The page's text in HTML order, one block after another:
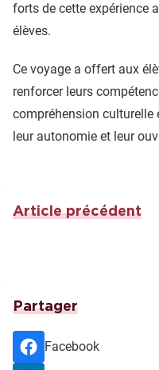
forts de cette expérience
élèves.
Ce voyage a offert aux
renforcer leurs
compréhension culturelle
leur autonomie et leur
Article précédent
Partager
Facebook